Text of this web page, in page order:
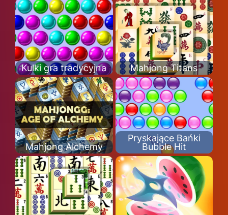
Kulki gra tradycyjna Mahjong Titans
Mahjong Alchemy
Pryskające Bańki
Bubble Hit